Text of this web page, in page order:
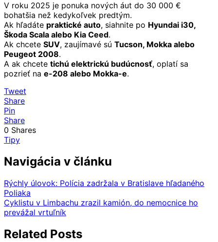
V roku 2025 je ponuka nových áut do 30 000 €
bohatšia než kedykoľvek predtým.
Ak hľadáte praktické auto, siahnite po Hyundai i30,
Škoda Scala alebo Kia Ceed.
Ak chcete SUV, zaujímavé sú Tucson, Mokka alebo
Peugeot 2008.
A ak chcete tichú elektrickú budúcnosť, oplatí sa
pozrieť na e-208 alebo Mokka-e.
Tweet
Share
Pin
Share
0 Shares
Tipy
Navigácia v článku
Rýchly úlovok: Polícia zadržala v Bratislave hľadaného
Poliaka
Cyklistu v Limbachu zrazil kamión, do nemocnice ho
prevážal vrtuľník
Related Posts